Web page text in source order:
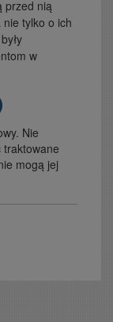
przed nią
tylko o ich
w
Nie
traktowane
mogą jej